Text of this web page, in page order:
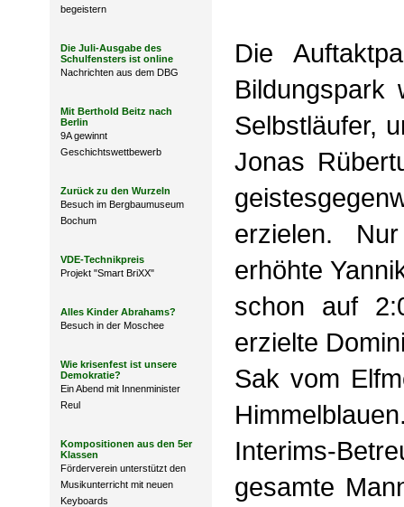
begeistern
Die Juli-Ausgabe des
Schulfensters ist online
Nachrichten aus dem DBG
Mit Berthold Beitz nach
Berlin
9A gewinnt
Geschichtswettbewerb
Zurück zu den Wurzeln
Besuch im Bergbaumuseum
Bochum
VDE-Technikpreis
Projekt "Smart BriXX"
Alles Kinder Abrahams?
Besuch in der Moschee
Wie krisenfest ist unsere
Demokratie?
Ein Abend mit Innenminister
Reul
Kompositionen aus den 5er
Klassen
Förderverein unterstützt den
Musikunterricht mit neuen
Keyboards
Die
Bildungspark
Selbstläufer,
Jonas
erzielen.
erhöhte
schon auf
erzielte
Sak vom
Interims-
gesamte